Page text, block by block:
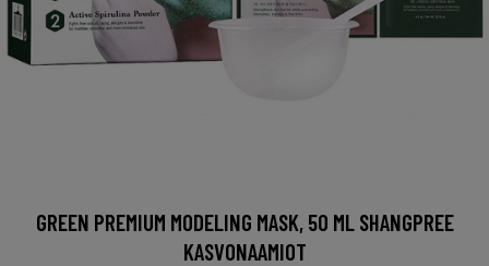
GREEN PREMIUM MODELING MASK, 50 ML SHANGPREE
KASVONAAMIOT